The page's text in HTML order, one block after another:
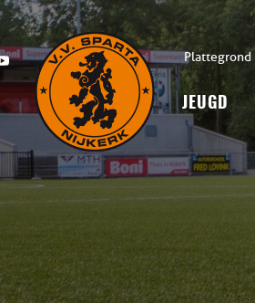
Plattegrond
JEUGD